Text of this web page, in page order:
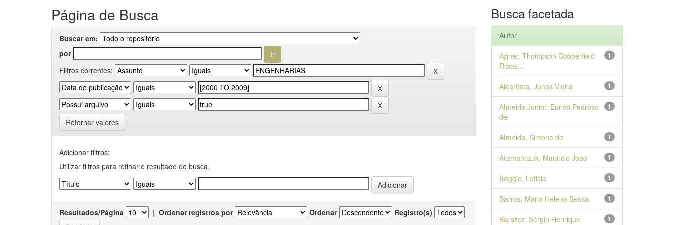
Página de Busca
Buscar em:
por
Filtros correntes:
Retornar valores
Adicionar filtros:
Utilizar filtros para refinar o resultado de busca.
Resultados/Página | Ordenar registros por Ordenar Registro(s)
Busca facetada
Autor
1
Agner, Thompson Copperfield
Ribas...
1
Alcantara, Jonas Vieira
1
Almeida Junior, Eurico Pedroso
de
1
Almeida, Simone de
1
Atamanczuk, Mauricio Joao
1
Baggio, Leticia
1
Barros, Maria Helena Bessa
1
Barszcz, Sérgio Henrique